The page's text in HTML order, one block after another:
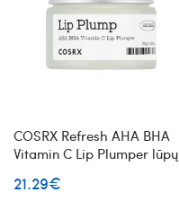
COSRX Refresh AHA BHA
Vitamin C Lip Plumper lūpų
rūgštimis
21.29€